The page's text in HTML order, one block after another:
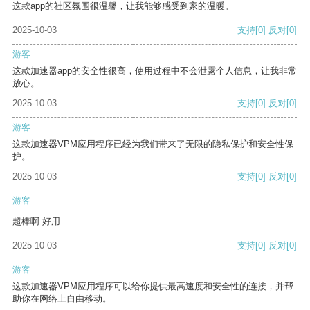
这款app的社区氛围很温馨，让我能够感受到家的温暖。
2025-10-03 支持[0] 反对[0]
游客
这款加速器app的安全性很高，使用过程中不会泄露个人信息，让我非常
放心。
2025-10-03
支持[0] 反对[0]
游客
这款加速器VPM应用程序已经为我们带来了无限的隐私保护和安全性保
护。
2025-10-03
支持[0] 反对[0]
游客
超棒啊 好用
2025-10-03 支持[0] 反对[0]
游客
这款加速器VPM应用程序可以给你提供最高速度和安全性的连接，并帮
助你在网络上自由移动。